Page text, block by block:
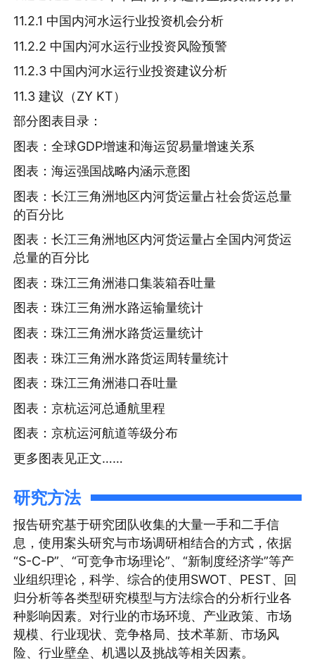
11.2.1 中国内河水运行业投资机会分析
11.2.2 中国内河水运行业投资风险预警
11.2.3 中国内河水运行业投资建议分析
11.3 建议（ZY KT）
部分图表目录：
图表：全球GDP增速和海运贸易量增速关系
图表：海运强国战略内涵示意图
图表：长江三角洲地区内河货运量占社会货运总量
的百分比
图表：长江三角洲地区内河货运量占全国内河货运
总量的百分比
图表：珠江三角洲港口集装箱吞吐量
图表：珠江三角洲水路运输量统计
图表：珠江三角洲水路货运量统计
图表：珠江三角洲水路货运周转量统计
图表：珠江三角洲港口吞吐量
图表：京杭运河总通航里程
图表：京杭运河航道等级分布
更多图表见正文……
研究方法
报告研究基于研究团队收集的大量一手和二手信
息，使用案头研究与市场调研相结合的方式，依据
“S-C-P”、“可竞争市场理论”、“新制度经济学”等产
业组织理论，科学、综合的使用SWOT、PEST、回
归分析等各类型研究模型与方法综合的分析行业各
种影响因素。对行业的市场环境、产业政策、市场
规模、行业现状、竞争格局、技术革新、市场风
险、行业壁垒、机遇以及挑战等相关因素。